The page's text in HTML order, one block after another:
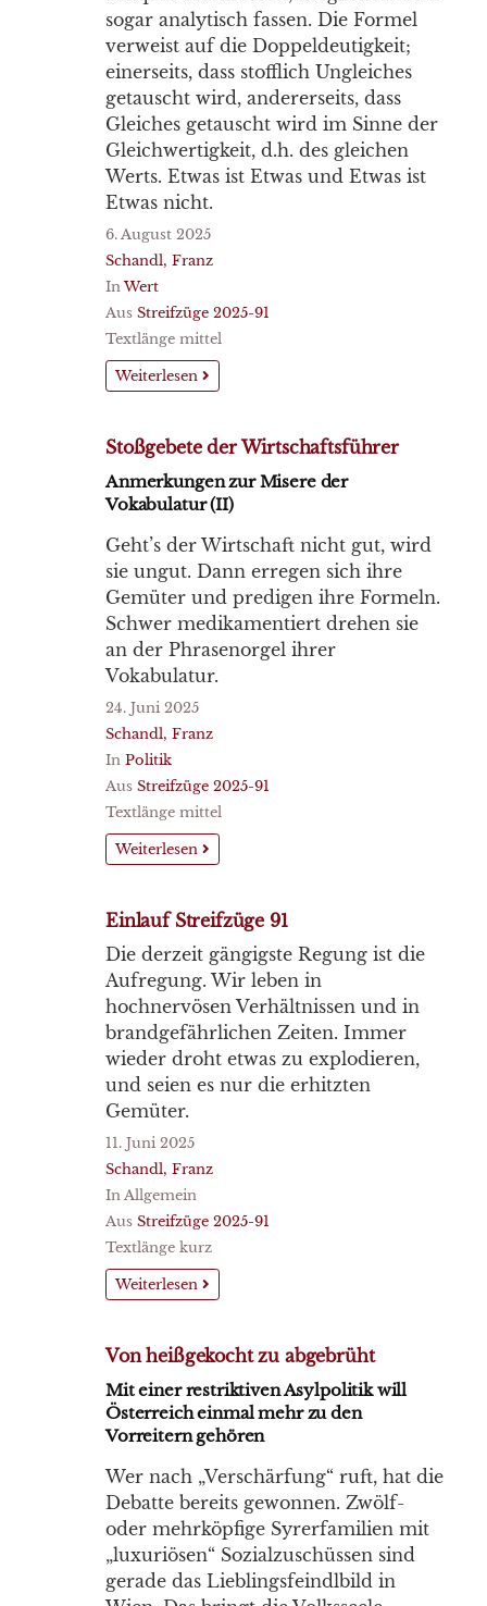
sogar analytisch fassen. Die Formel
verweist auf die Doppeldeutigkeit;
einerseits, dass stofflich Ungleiches
getauscht wird, andererseits, dass
Gleiches getauscht wird im Sinne der
Gleichwertigkeit, d.h. des gleichen
Werts. Etwas ist Etwas und Etwas ist
Etwas nicht.
6. August 2025
Schandl, Franz
InWert
Aus Streifzüge 2025-91
Textlänge mittel
Weiterlesen
Stoßgebete der Wirtschaftsführer
Anmerkungen zur Misere der
Vokabulatur (II)
Geht’s der Wirtschaft nicht gut, wird
sie ungut. Dann erregen sich ihre
Gemüter und predigen ihre Formeln.
Schwer medikamentiert drehen sie
an der Phrasenorgel ihrer
Vokabulatur.
24. Juni 2025
Schandl, Franz
In Politik
Aus Streifzüge 2025-91
Textlänge mittel
Weiterlesen
Einlauf Streifzüge 91
Die derzeit gängigste Regung ist die
Aufregung. Wir leben in
hochnervösen Verhältnissen und in
brandgefährlichen Zeiten. Immer
wieder droht etwas zu explodieren,
und seien es nur die erhitzten
Gemüter.
11. Juni 2025
Schandl, Franz
In Allgemein
Aus Streifzüge 2025-91
Textlänge kurz
Weiterlesen
Von heißgekocht zu abgebrüht
Mit einer restriktiven Asylpolitik will
Österreich einmal mehr zu den
Vorreitern gehören
Wer nach „Verschärfung“ ruft, hat die
Debatte bereits gewonnen. Zwölf-
oder mehrköpfige Syrerfamilien mit
„luxuriösen“ Sozialzuschüssen sind
gerade das Lieblingsfeindlbild in